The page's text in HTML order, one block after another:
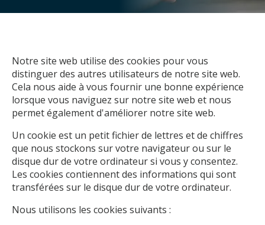
Notre site web utilise des cookies pour vous
distinguer des autres utilisateurs de notre site web.
Cela nous aide à vous fournir une bonne expérience
lorsque vous naviguez sur notre site web et nous
permet également d'améliorer notre site web.
Un cookie est un petit fichier de lettres et de chiffres
que nous stockons sur votre navigateur ou sur le
disque dur de votre ordinateur si vous y consentez.
Les cookies contiennent des informations qui sont
transférées sur le disque dur de votre ordinateur.
Nous utilisons les cookies suivants :